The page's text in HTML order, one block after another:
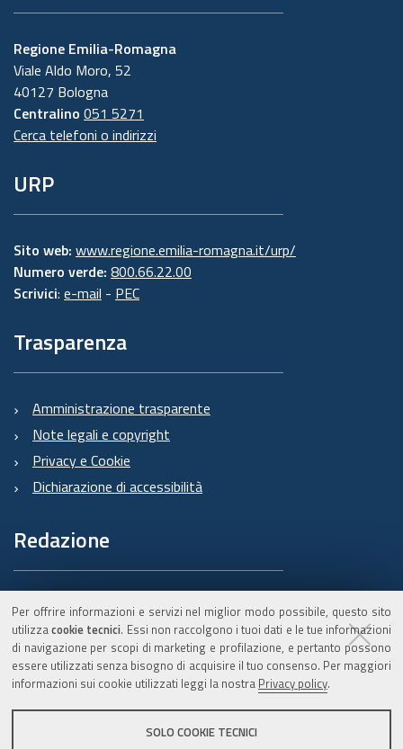
Per offrire informazioni e servizi nel miglior modo possibile, questo sito
utilizzacookie tecnici. Essi non raccolgono i tuoi dati e le tue informazioni
di navigazione per scopi di marketing e profilazione, e pertanto possono
essere utilizzati senza bisogno di acquisire il tuo consenso. Per maggiori
informazioni sui cookie utilizzati leggi la nostra Privacy policy.
SOLO COOKIE TECNICI
Regione Emilia-Romagna
Viale Aldo Moro, 52
40127 Bologna
Centralino 051 5271
Cerca telefoni o indirizzi
URP
Sito web: www.regione.emilia-romagna.it/urp/
Numero verde: 800.66.22.00
Scrivici: e-mail - PEC
Trasparenza
Amministrazione trasparente
Note legali e copyright
Privacy e Cookie
Dichiarazione di accessibilità
Redazione
Informazioni sul Burert
e contatti
C.F. 800.625.903.79